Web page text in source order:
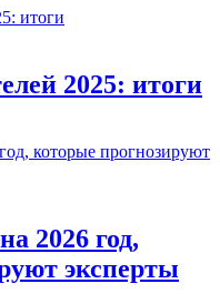
2025: итоги
2026 год,
эксперты